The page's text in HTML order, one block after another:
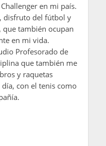
en mi país.
disfruto del fútbol y
también ocupan
en mi vida.
Profesorado de
que también me
y raquetas
con el tenis como